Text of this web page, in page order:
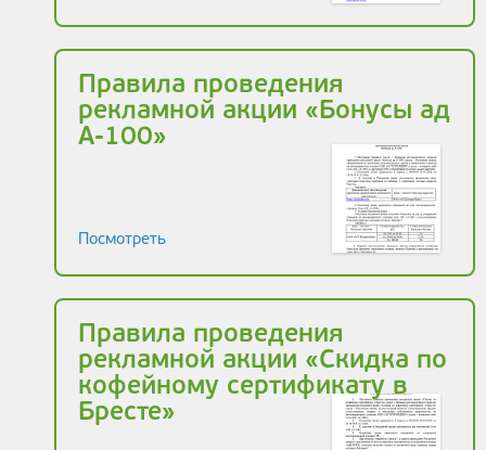
Правила проведения
рекламной акции «Бонусы ад
А-100»
Посмотреть
Правила проведения
рекламной акции «Скидка по
кофейному сертификату в
Бресте»